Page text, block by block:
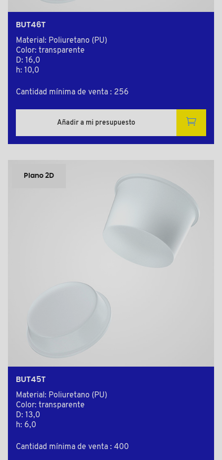
BUT46T
Material: Poliuretano (PU)
Color: transparente
D: 16,0
h: 10,0
Cantidad mínima de venta : 256
Añadir a mi presupuesto
Plano 2D
BUT45T
Material: Poliuretano (PU)
Color: transparente
D: 13,0
h: 6,0
Cantidad mínima de venta : 400